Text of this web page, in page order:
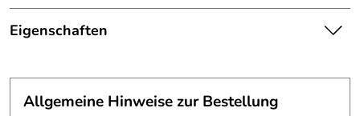
Praktische Magnetleiste aus Flachstahl.
Eine Magnetpinnwand nimmt Ihnen zu viel Platz weg?
Informationen im Blick zu behalten und gleichzeitig Platz
zu sparen.
Eigenschaften
Material:
Flachstahl 40 x 5 mm
Allgemeine Hinweise zur Bestellung